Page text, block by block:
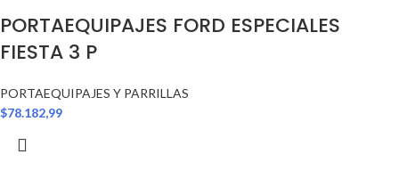
PORTAEQUIPAJES FORD ESPECIALES
FIESTA 3 P
PORTAEQUIPAJES Y PARRILLAS
$78.182,99